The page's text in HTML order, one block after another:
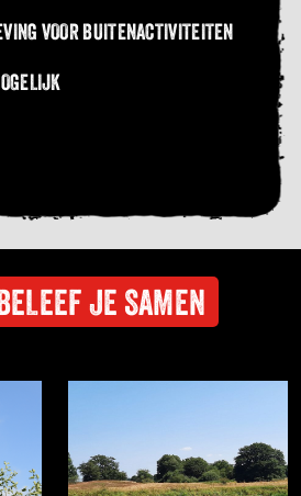
VOOR BUITENACTIVITEITEN
JE SAMEN